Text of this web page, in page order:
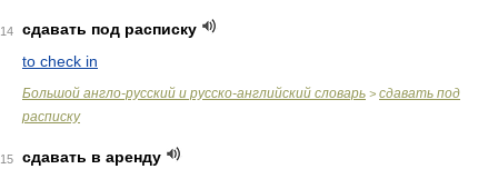
14
сдавать под расписку
to check in
Большой англо-русский и русско-английский словарь > сдавать под
расписку
15
сдавать в аренду